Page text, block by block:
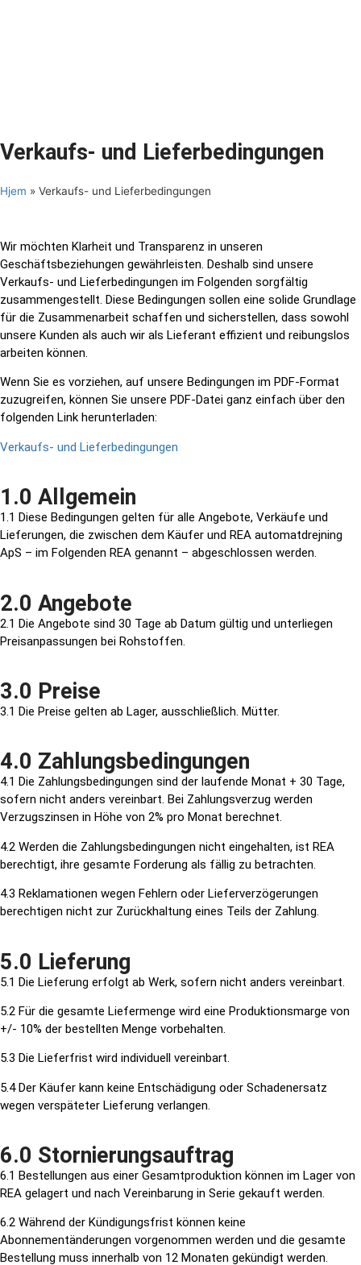
Verkaufs- und Lieferbedingungen
Hjem » Verkaufs- und Lieferbedingungen
Wir möchten Klarheit und Transparenz in unseren
Geschäftsbeziehungen gewährleisten. Deshalb sind unsere
Verkaufs- und Lieferbedingungen im Folgenden sorgfältig
zusammengestellt. Diese Bedingungen sollen eine solide Grundlage
für die Zusammenarbeit schaffen und sicherstellen, dass sowohl
unsere Kunden als auch wir als Lieferant effizient und reibungslos
arbeiten können.
Wenn Sie es vorziehen, auf unsere Bedingungen im PDF-Format
zuzugreifen, können Sie unsere PDF-Datei ganz einfach über den
folgenden Link herunterladen:
Verkaufs- und Lieferbedingungen
1.0 Allgemein
1.1 Diese Bedingungen gelten für alle Angebote, Verkäufe und
Lieferungen, die zwischen dem Käufer und REA automatdrejning
ApS – im Folgenden REA genannt – abgeschlossen werden.
2.0 Angebote
2.1 Die Angebote sind 30 Tage ab Datum gültig und unterliegen
Preisanpassungen bei Rohstoffen.
3.0 Preise
3.1 Die Preise gelten ab Lager, ausschließlich. Mütter.
4.0 Zahlungsbedingungen
4.1 Die Zahlungsbedingungen sind der laufende Monat + 30 Tage,
sofern nicht anders vereinbart. Bei Zahlungsverzug werden
Verzugszinsen in Höhe von 2% pro Monat berechnet.
4.2 Werden die Zahlungsbedingungen nicht eingehalten, ist REA
berechtigt, ihre gesamte Forderung als fällig zu betrachten.
4.3 Reklamationen wegen Fehlern oder Lieferverzögerungen
berechtigen nicht zur Zurückhaltung eines Teils der Zahlung.
5.0 Lieferung
5.1 Die Lieferung erfolgt ab Werk, sofern nicht anders vereinbart.
5.2 Für die gesamte Liefermenge wird eine Produktionsmarge von
+/- 10% der bestellten Menge vorbehalten.
5.3 Die Lieferfrist wird individuell vereinbart.
5.4 Der Käufer kann keine Entschädigung oder Schadenersatz
wegen verspäteter Lieferung verlangen.
6.0 Stornierungsauftrag
6.1 Bestellungen aus einer Gesamtproduktion können im Lager von
REA gelagert und nach Vereinbarung in Serie gekauft werden.
6.2 Während der Kündigungsfrist können keine
Abonnementänderungen vorgenommen werden und die gesamte
Bestellung muss innerhalb von 12 Monaten gekündigt werden.